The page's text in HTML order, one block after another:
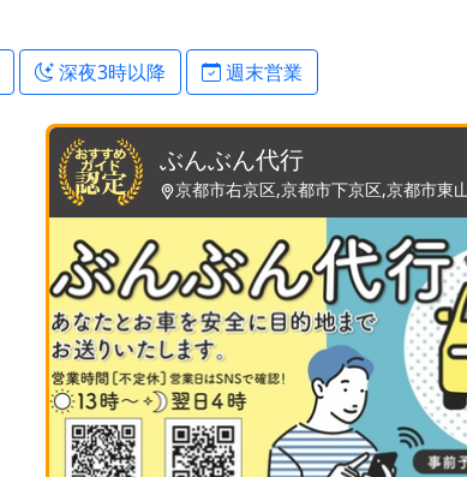
深夜3時以降 週末営業
ぶんぶん代行
京都市右京区,京都市下京区,京都市東